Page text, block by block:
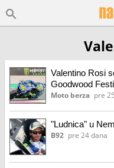
Valentino Rosi
Goodwood
Moto berza pre
"Ludnica" u
B92 pre 24 dana